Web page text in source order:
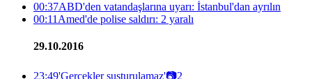
00:37ABD'den vatandaşlarına uyarı: İstanbul'dan ayrılın
00:11 Amed'de polise saldırı: 2 yaralı
29.10.2016
23:49'Gerçekler susturulamaz'📷2